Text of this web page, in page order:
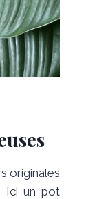
originales
Ici un pot